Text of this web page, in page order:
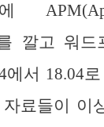
깔고 워드
서 18.04
료들이 이